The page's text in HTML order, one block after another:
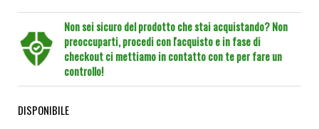
Non sei sicuro del prodotto che stai acquistando? Non
preoccuparti, procedi con l'acquisto e in fase di
checkout ci mettiamo in contatto con te per fare un
controllo!
DISPONIBILE